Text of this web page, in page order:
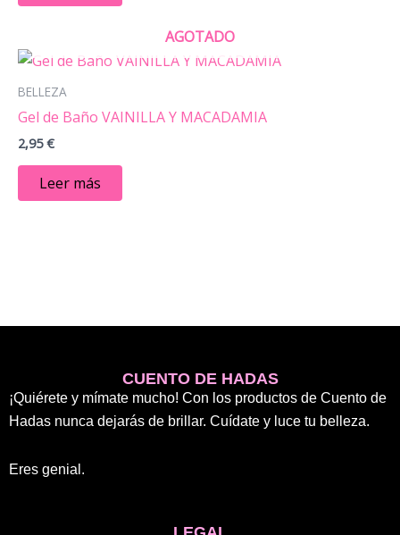
AGOTADO
BELLEZA
Gel de Baño VAINILLA Y MACADAMIA
2,95€
Leer más
CUENTO DE HADAS
¡Quiérete y mímate mucho! Con los productos de Cuento de
Hadas nunca dejarás de brillar. Cuídate y luce tu belleza.
Eres genial.